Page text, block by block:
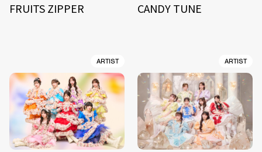
FRUITS ZIPPER CANDY TUNE
ARTIST ARTIST